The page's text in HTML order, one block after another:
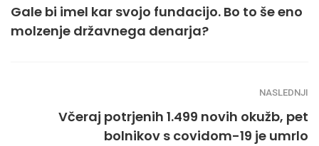
Gale bi imel kar svojo fundacijo. Bo to še eno
molzenje državnega denarja?
NASLEDNJI
Včeraj potrjenih 1.499 novih okužb, pet
bolnikov s covidom-19 je umrlo